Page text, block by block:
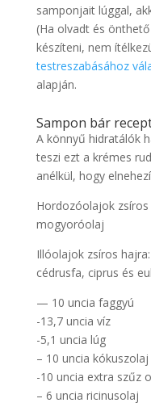
samponjait lúggal,
(Ha olvadt és
készíteni, nem
testreszabásához
alapján.
Sampon bár
A könnyű hidratálók
teszi ezt a krémes
anélkül, hogy
Hordozóolajok
mogyoróolaj
Illóolajok zsíros
cédrusfa, ciprus és
— 10 uncia faggyú
-13,7 uncia víz
-5,1 uncia lúg
– 10 uncia kókuszolaj
-10 uncia extra szűz
– 6 uncia ricinusolaj